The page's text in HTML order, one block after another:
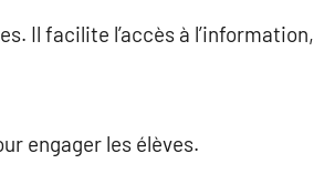
Il facilite l’accès à l’information,
engager les élèves.